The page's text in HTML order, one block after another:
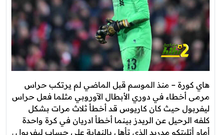
هاي كورة – منذ الموسم قبل الماضي لم يرتكب حراس
مرمى أخطاء في دوري الأبطال الآوروبي مثلما فعل حراس
ليفربول حيث كان كاريوس قد أخطأ ثلاث مرات بشكل
كلفه الرحيل عن الريدز بينما أخطأ ادريان في كرة واحدة
أمام أتليتكو مدريد الذي تأهل بالنهاية على حساب ليفربول .